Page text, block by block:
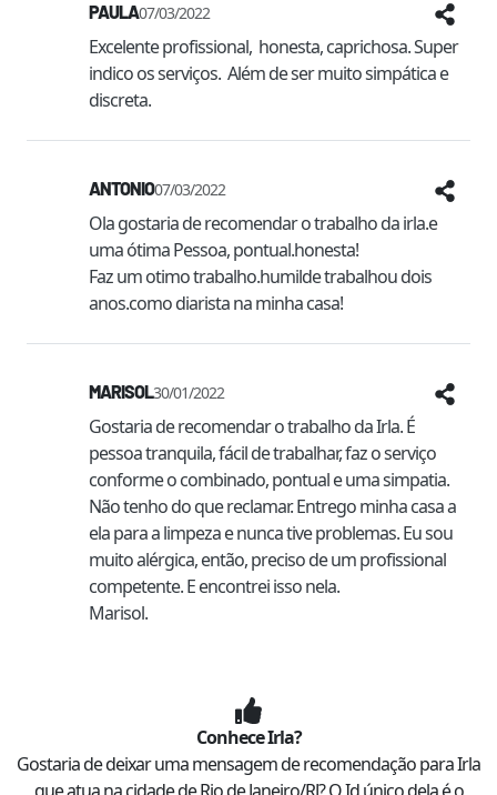
PAULA07/03/2022
Excelente profissional,  honesta, caprichosa. Super
indico os serviços.  Além de ser muito simpática e
discreta.
ANTONIO07/03/2022
Ola gostaria de recomendar o trabalho da irla.e
uma ótima Pessoa, pontual.honesta!
Faz um otimo trabalho.humilde trabalhou dois
anos.como diarista na minha casa!
MARISOL30/01/2022
Gostaria de recomendar o trabalho da Irla. É
pessoa tranquila, fácil de trabalhar, faz o serviço
conforme o combinado, pontual e uma simpatia.
Não tenho do que reclamar. Entrego minha casa a
ela para a limpeza e nunca tive problemas. Eu sou
muito alérgica, então, preciso de um profissional
competente. E encontrei isso nela.
Marisol.
ConheceIrla?
Gostaria de deixar uma mensagem de recomendação paraIrla